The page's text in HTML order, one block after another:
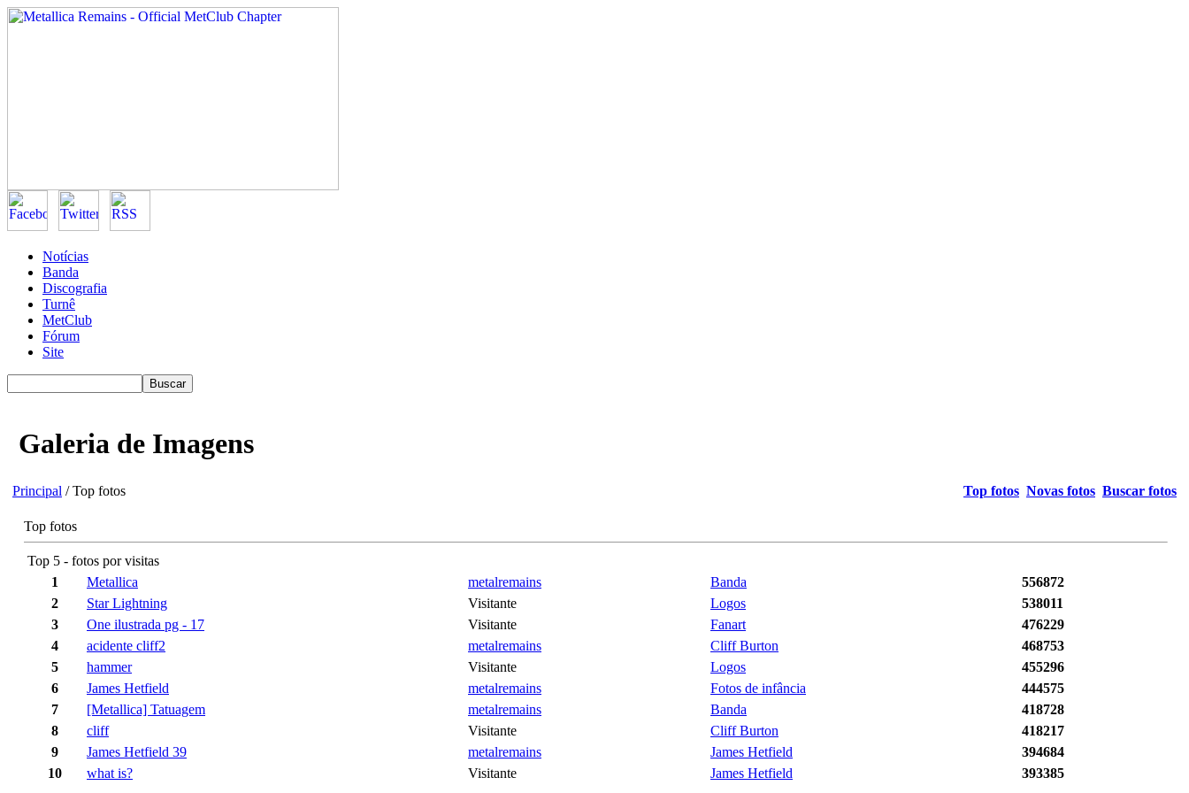
Notícias
Banda
Discografia
Turnê
MetClub
Fórum
Site
Galeria de Imagens
Principal / Top fotos Top fotos Novas fotos Buscar fotos
Top fotos
Top 5 - fotos por visitas
1
Metallica metalremains Banda
556872
2
Star Lightning Visitante Logos
538011
3
One ilustrada pg - 17 Visitante Fanart
476229
4
acidente cliff2 metalremains Cliff Burton
468753
5
hammer Visitante Logos
455296
6
James Hetfield metalremains Fotos de infância
444575
7
[Metallica] Tatuagem metalremains Banda
418728
8
cliff Visitante Cliff Burton
418217
9
James Hetfield 39 metalremains James Hetfield
394684
10
what is? Visitante James Hetfield 393385